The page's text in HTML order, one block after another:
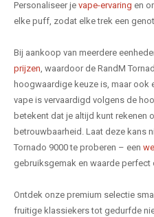
Personaliseer je vape-ervaring en
elke puff, zodat elke trek een genot
Bij aankoop van meerdere
prijzen , waardoor de RandM
hoogwaardige keuze is, maar ook
vape is vervaardigd volgens de
betekent dat je altijd kunt rekenen
betrouwbaarheid. Laat deze kans
Tornado 9000 te proberen – een
gebruiksgemak en waarde perfect
Ontdek onze premium selectie
fruitige klassiekers tot gedurfde